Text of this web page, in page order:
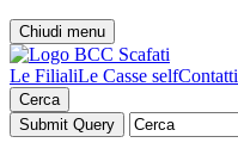
Chiudi menu
Le FilialiLe Casse selfContatti
Cerca